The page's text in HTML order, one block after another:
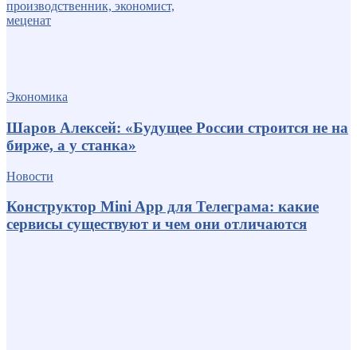
Экономика
Шаров Алексей: «Будущее России строится не на
бирже, а у станка»
Новости
Конструктор Mini App для Телеграма: какие
сервисы существуют и чем они отличаются